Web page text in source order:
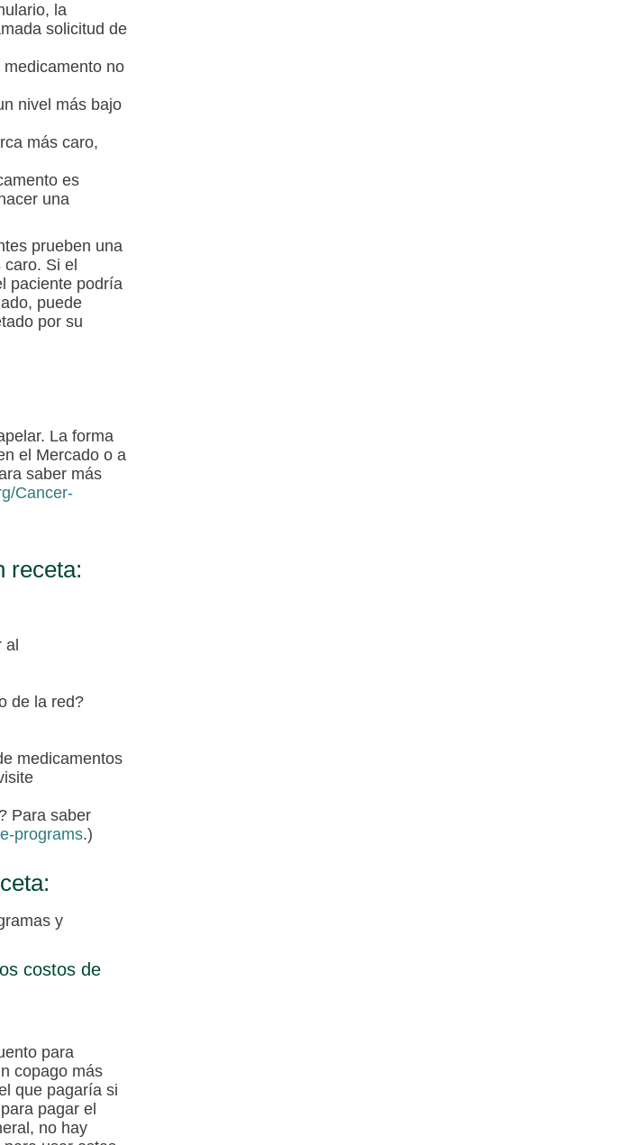
la
solicitud de
no
nivel más bajo
más caro,
es
una
prueben una
Si el
paciente podría
puede
por su
La forma
el Mercado o a
saber más
Cancer-
receta:
de la red?
medicamentos
Para saber
programs.)
y
costos de
para
copago más
que pagaría si
pagar el
no hay